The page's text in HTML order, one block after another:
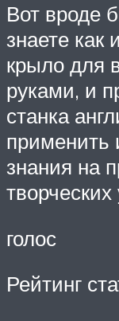
Вот вроде
знаете как
крыло для
руками, и
станка
применить
знания на
творческих
голос
Рейтинг